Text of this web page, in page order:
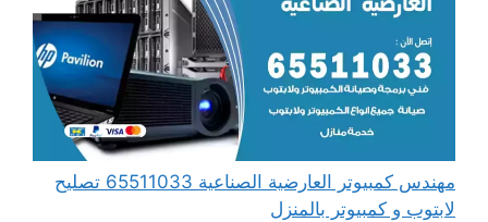
مهندس كمبيوتر العارضية الصناعية 65511033 تصليح
لابتوب و كمبيوتر بالمنزل